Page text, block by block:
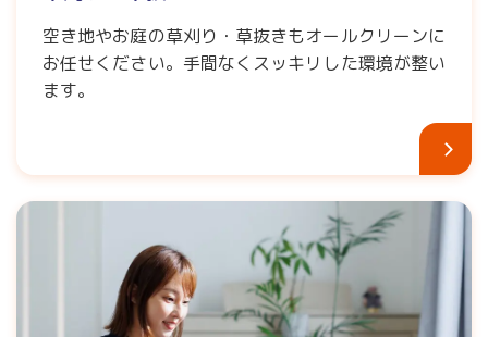
空き地やお庭の草刈り・草抜きもオールクリーンに
お任せください。手間なくスッキリした環境が整い
ます。